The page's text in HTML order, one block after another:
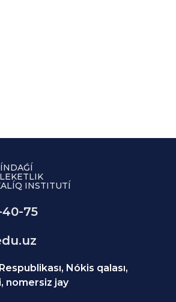
INSTITUTÍ
40-75
Nókis qalası,
nomersiz jay